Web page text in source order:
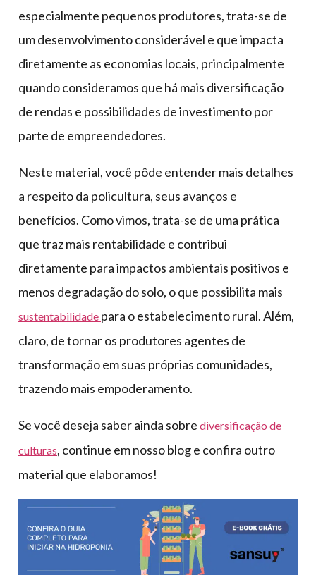
especialmente pequenos produtores, trata-se de
um desenvolvimento considerável e que impacta
diretamente as economias locais, principalmente
quando consideramos que há mais diversificação
de rendas e possibilidades de investimento por
parte de empreendedores.
Neste material, você pôde entender mais detalhes
a respeito da policultura, seus avanços e
benefícios. Como vimos, trata-se de uma prática
que traz mais rentabilidade e contribui
diretamente para impactos ambientais positivos e
menos degradação do solo, o que possibilita mais
sustentabilidade para o estabelecimento rural. Além,
claro, de tornar os produtores agentes de
transformação em suas próprias comunidades,
trazendo mais empoderamento.
Se você deseja saber ainda sobre diversificação de
culturas, continue em nosso blog e confira outro
material que elaboramos!